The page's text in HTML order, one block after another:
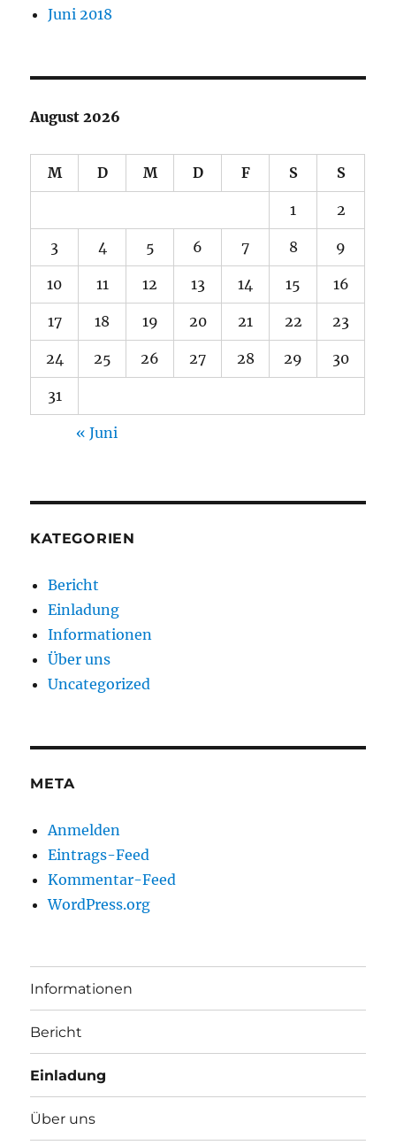
Juni 2018
August 2026
M D M D F S S
1 2
3 4 5 6 7 8 9
10 11 12 13 14 15 16
17 18 19 20 21 22 23
24 25 26 27 28 29 30
31
« Juni
KATEGORIEN
Bericht
Einladung
Informationen
Über uns
Uncategorized
META
Anmelden
Eintrags-Feed
Kommentar-Feed
WordPress.org
Informationen
Bericht
Einladung
Über uns